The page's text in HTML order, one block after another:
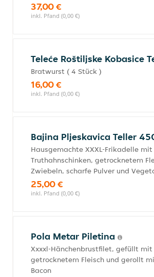
37,00 €
inkl. Pfand (0,00 €)
Teleće Roštiljske Kobasice
Bratwurst ( 4 Stück )
16,00 €
inkl. Pfand (0,00 €)
Bajina Pljeskavica Teller
Hausgemachte XXXL-Frikadelle mit
Truthahnschinken, getrocknetem
Zwiebeln, scharfe Pulver und
25,00 €
inkl. Pfand (0,00 €)
Pola Metar Piletina
Xxxxl-Hänchenbrustfilet, gefüllt mit
getrocknetem Fleisch und gerollt
Bacon